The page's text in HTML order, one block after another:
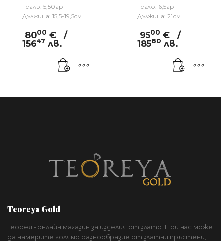
Тегло: 5,50гр
Дължина: 15,5-19,5см
8000 €
/
15647 лв.
Тегло: 6,5гр
Дължина: 21см
9500 €
/
18580 лв.
Teoreya Gold
Теорея - онлайн магазин за изделия от злато. При нас може
да намерите голямо разнообразие от златни пръстени,